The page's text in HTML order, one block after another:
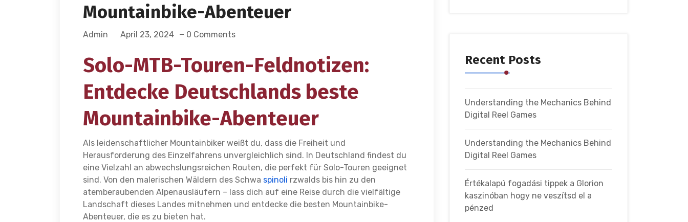
Mountainbike-Abenteuer
Admin April 23, 2024 0 Comments
Solo-MTB-Touren-Feldnotizen:
Entdecke Deutschlands beste
Mountainbike-Abenteuer
Als leidenschaftlicher Mountainbiker weißt du, dass die Freiheit und
Herausforderung des Einzelfahrens unvergleichlich sind. In Deutschland findest du
eine Vielzahl an abwechslungsreichen Routen, die perfekt für Solo-Touren geeignet
sind. Von den malerischen Wäldern des Schwa spinoli rzwalds bis hin zu den
atemberaubenden Alpenausläufern – lass dich auf eine Reise durch die vielfältige
Landschaft dieses Landes mitnehmen und entdecke die besten Mountainbike-
Abenteuer, die es zu bieten hat.
Recent Posts
Understanding the Mechanics Behind
Digital Reel Games
Understanding the Mechanics Behind
Digital Reel Games
Értékalapú fogadási tippek a Glorion
kaszinóban hogy ne veszítsd el a
pénzed